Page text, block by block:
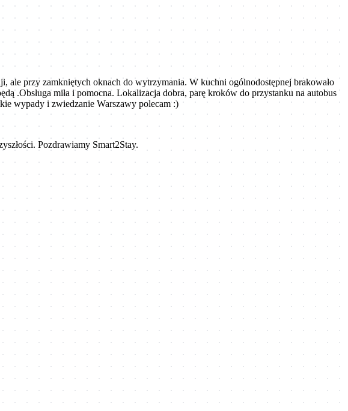
ale przy zamkniętych oknach do wytrzymania. W kuchni ogólnodostępnej brakowało
.Obsługa miła i pomocna. Lokalizacja dobra, parę kroków do przystanku na autobus
wypady i zwiedzanie Warszawy polecam :)
Pozdrawiamy Smart2Stay.